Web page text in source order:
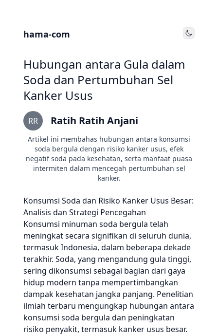
hama-com Toggle
Hubungan antara Gula dalam
Soda dan Pertumbuhan Sel
Kanker Usus
RR Ratih Ratih Anjani
Artikel ini membahas hubungan antara konsumsi
soda bergula dengan risiko kanker usus, efek
negatif soda pada kesehatan, serta manfaat puasa
intermiten dalam mencegah pertumbuhan sel
kanker.
Konsumsi Soda dan Risiko Kanker Usus Besar:
Analisis dan Strategi Pencegahan
Konsumsi minuman soda bergula telah
meningkat secara signifikan di seluruh dunia,
termasuk Indonesia, dalam beberapa dekade
terakhir. Soda, yang mengandung gula tinggi,
sering dikonsumsi sebagai bagian dari gaya
hidup modern tanpa mempertimbangkan
dampak kesehatan jangka panjang. Penelitian
ilmiah terbaru mengungkap hubungan antara
konsumsi soda bergula dan peningkatan
risiko penyakit, termasuk kanker usus besar.